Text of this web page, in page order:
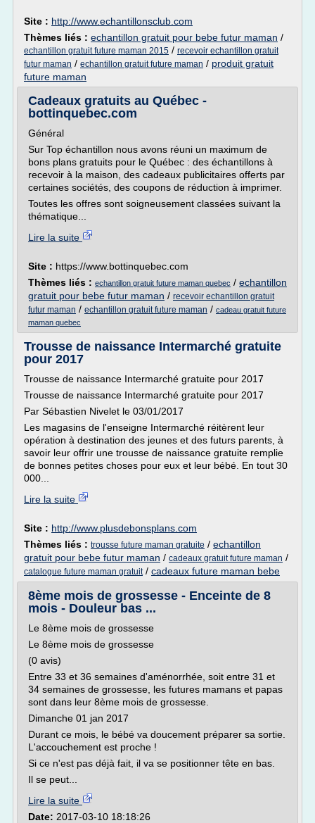
Site : http://www.echantillonsclub.com
Thèmes liés : echantillon gratuit pour bebe futur maman /
echantillon gratuit future maman 2015 / recevoir echantillon gratuit
futur maman / echantillon gratuit future maman / produit gratuit
future maman
Cadeaux gratuits au Québec -
bottinquebec.com
Général
Sur Top échantillon nous avons réuni un maximum de
bons plans gratuits pour le Québec : des échantillons à
recevoir à la maison, des cadeaux publicitaires offerts par
certaines sociétés, des coupons de réduction à imprimer.
Toutes les offres sont soigneusement classées suivant la
thématique...
Lire la suite
Site : https://www.bottinquebec.com
Thèmes liés : echantillon gratuit future maman quebec / echantillon
gratuit pour bebe futur maman / recevoir echantillon gratuit
futur maman / echantillon gratuit future maman / cadeau gratuit future
maman quebec
Trousse de naissance Intermarché gratuite
pour 2017
Trousse de naissance Intermarché gratuite pour 2017
Trousse de naissance Intermarché gratuite pour 2017
Par Sébastien Nivelet le 03/01/2017
Les magasins de l'enseigne Intermarché réitèrent leur
opération à destination des jeunes et des futurs parents, à
savoir leur offrir une trousse de naissance gratuite remplie
de bonnes petites choses pour eux et leur bébé. En tout 30
000...
Lire la suite
Site : http://www.plusdebonsplans.com
Thèmes liés : trousse future maman gratuite / echantillon
gratuit pour bebe futur maman / cadeaux gratuit future maman /
catalogue future maman gratuit/ cadeaux future maman bebe
8ème mois de grossesse - Enceinte de 8
mois - Douleur bas ...
Le 8ème mois de grossesse
Le 8ème mois de grossesse
(0 avis)
Entre 33 et 36 semaines d'aménorrhée, soit entre 31 et
34 semaines de grossesse, les futures mamans et papas
sont dans leur 8ème mois de grossesse.
Dimanche 01 jan 2017
Durant ce mois, le bébé va doucement préparer sa sortie.
L'accouchement est proche !
Si ce n'est pas déjà fait, il va se positionner tête en bas.
Il se peut...
Lire la suite
Date: 2017-03-10 18:18:26